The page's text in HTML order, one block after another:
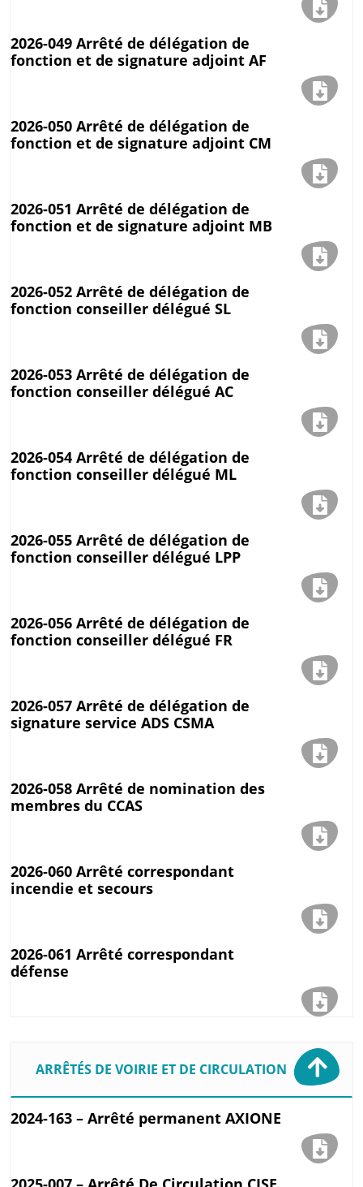
2026-049 Arrêté de délégation de
fonction et de signature adjoint AF
2026-050 Arrêté de délégation de
fonction et de signature adjoint CM
2026-051 Arrêté de délégation de
fonction et de signature adjoint MB
2026-052 Arrêté de délégation de
fonction conseiller délégué SL
2026-053 Arrêté de délégation de
fonction conseiller délégué AC
2026-054 Arrêté de délégation de
fonction conseiller délégué ML
2026-055 Arrêté de délégation de
fonction conseiller délégué LPP
2026-056 Arrêté de délégation de
fonction conseiller délégué FR
2026-057 Arrêté de délégation de
signature service ADS CSMA
2026-058 Arrêté de nomination des
membres du CCAS
2026-060 Arrêté correspondant
incendie et secours
2026-061 Arrêté correspondant
défense
ARRÊTÉS DE VOIRIE ET DE CIRCULATION
2024-163 – Arrêté permanent AXIONE